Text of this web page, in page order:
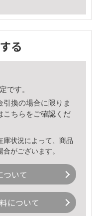
る
です。
換の場合に限りま
こちら をご確認くだ
状況によって、商品
がございます。
ついて
について